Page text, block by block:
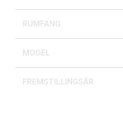
RUMFANG
MODEL
FREMSTILLINGSÅR